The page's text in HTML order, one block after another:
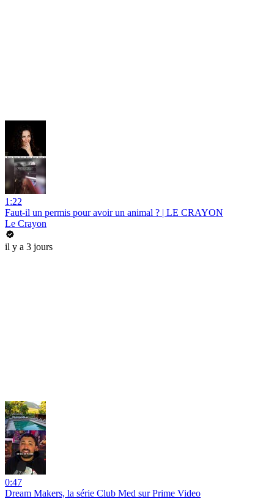
1:22
Faut-il un permis pour avoir un animal ? | LE CRAYON
Le Crayon
il y a 3 jours
0:47
Dream Makers, la série Club Med sur Prime Video